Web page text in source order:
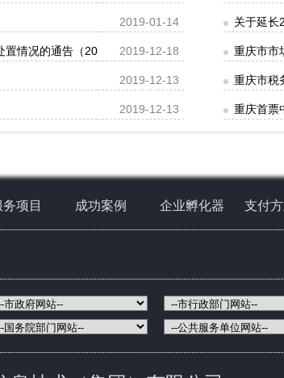
2019-01-14 关于延长
置情况的通告（2019年第37号）
2019-12-18 重庆市市
2019-12-13 重庆市税
2019-12-13 重庆首票
务项目 成功案例 企业孵化器 支付